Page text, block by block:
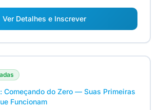
Ver Detalhes e Inscrever
Começando do Zero — Suas Primeiras
Funcionam